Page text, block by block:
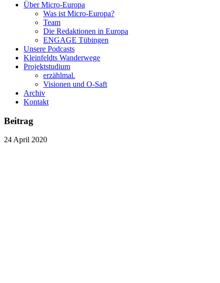
Über Micro-Europa
Was ist Micro-Europa?
Team
Die Redaktionen in Europa
ENGAGE Tübingen
Unsere Podcasts
Kleinfeldts Wanderwege
Projektstudium
erzählmal.
Visionen und O-Saft
Archiv
Kontakt
Beitrag
24April 2020